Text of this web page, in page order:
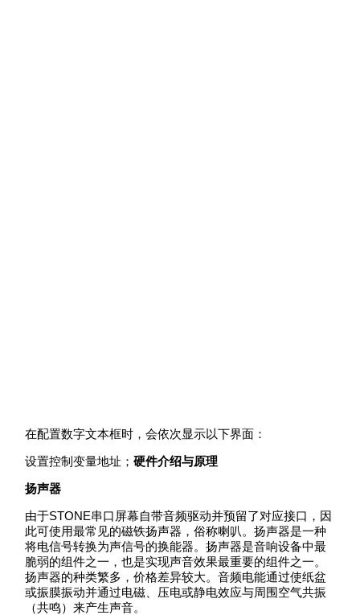
在配置数字文本框时，会依次显示以下界面：
设置控制变量地址；硬件介绍与原理
扬声器
由于STONE串口屏幕自带音频驱动并预留了对应接口，因
此可使用最常见的磁铁扬声器，俗称喇叭。扬声器是一种
将电信号转换为声信号的换能器。扬声器是音响设备中最
脆弱的组件之一，也是实现声音效果最重要的组件之一。
扬声器的种类繁多，价格差异较大。音频电能通过使纸盆
或振膜振动并通过电磁、压电或静电效应与周围空气共振
（共鸣）来产生声音。